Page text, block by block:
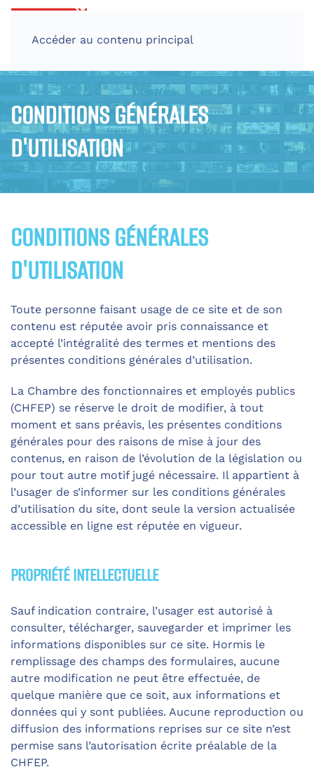
Accéder au contenu principal
CONDITIONS GÉNÉRALES
D'UTILISATION
CONDITIONS GÉNÉRALES
D'UTILISATION
Toute personne faisant usage de ce site et de son
contenu est réputée avoir pris connaissance et
accepté l’intégralité des termes et mentions des
présentes conditions générales d’utilisation.
La Chambre des fonctionnaires et employés publics
(CHFEP) se réserve le droit de modifier, à tout
moment et sans préavis, les présentes conditions
générales pour des raisons de mise à jour des
contenus, en raison de l’évolution de la législation ou
pour tout autre motif jugé nécessaire. Il appartient à
l’usager de s’informer sur les conditions générales
d’utilisation du site, dont seule la version actualisée
accessible en ligne est réputée en vigueur.
PROPRIÉTÉ INTELLECTUELLE
Sauf indication contraire, l’usager est autorisé à
consulter, télécharger, sauvegarder et imprimer les
informations disponibles sur ce site. Hormis le
remplissage des champs des formulaires, aucune
autre modification ne peut être effectuée, de
quelque manière que ce soit, aux informations et
données qui y sont publiées. Aucune reproduction ou
diffusion des informations reprises sur ce site n’est
permise sans l’autorisation écrite préalable de la
CHFEP.